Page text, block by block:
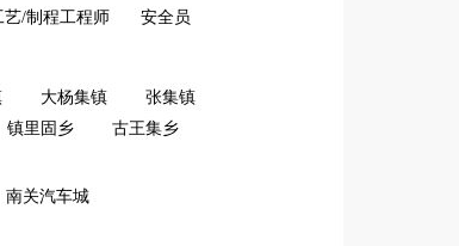
艺/制程工程师 安全员
大杨集镇
张集镇
镇里固乡
古王集乡
南关汽车城